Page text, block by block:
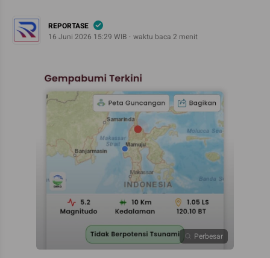
REPORTASE
16 Juni 2026 15:29 WIB
waktu baca 2 menit
Perbesar